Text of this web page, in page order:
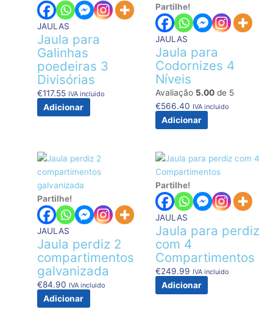
JAULAS
Jaula para
Galinhas
poedeiras 3
Divisórias
€117.55 IVA incluido
Adicionar
Partilhe!
JAULAS
Jaula para
Codornizes 4
Níveis
Avaliação 5.00de 5
€566.40 IVA incluido
Adicionar
Partilhe!
JAULAS
Jaula perdiz 2
compartimentos
galvanizada
€84.90 IVA incluido
Adicionar
Partilhe!
JAULAS
Jaula para perdiz
com 4
Compartimentos
€249.99 IVA incluido
Adicionar